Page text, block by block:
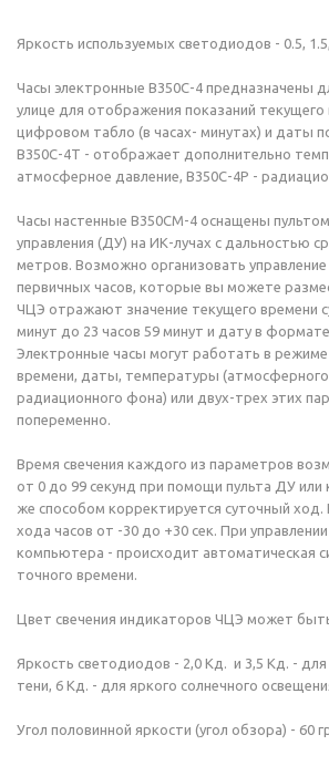
Яркость используемых светодиодов - 0.5,
Часы электронные В350С-4 предназначены
улице для отображения показаний текущего
цифровом табло (в часах- минутах) и даты
В350С-4Т - отображает дополнительно
атмосферное давление, В350С-4Р -
Часы настенные В350СМ-4 оснащены
управления (ДУ) на ИК-лучах с дальностью
метров. Возможно организовать
первичных часов, которые вы можете
ЧЦЭ отражают значение текущего времени
минут до 23 часов 59 минут и дату в
Электронные часы могут работать в
времени, даты, температуры (атмосферного
радиационного фона) или двух-трех этих
попеременно.
Время свечения каждого из параметров
от 0 до 99 секунд при помощи пульта ДУ
же способом корректируется суточный ход.
хода часов от -30 до +30 сек. При
компьютера - происходит автоматическая
точного времени.
Цвет свечения индикаторов ЧЦЭ может
Яркость светодиодов - 2,0 Кд. и 3,5 Кд. - для
тени, 6 Кд. - для яркого солнечного
Угол половинной яркости (угол обзора) - 60